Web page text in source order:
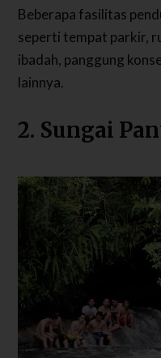
Beberapa fasilitas
seperti tempat parkir,
ibadah, panggung
lainnya.
2. Sungai